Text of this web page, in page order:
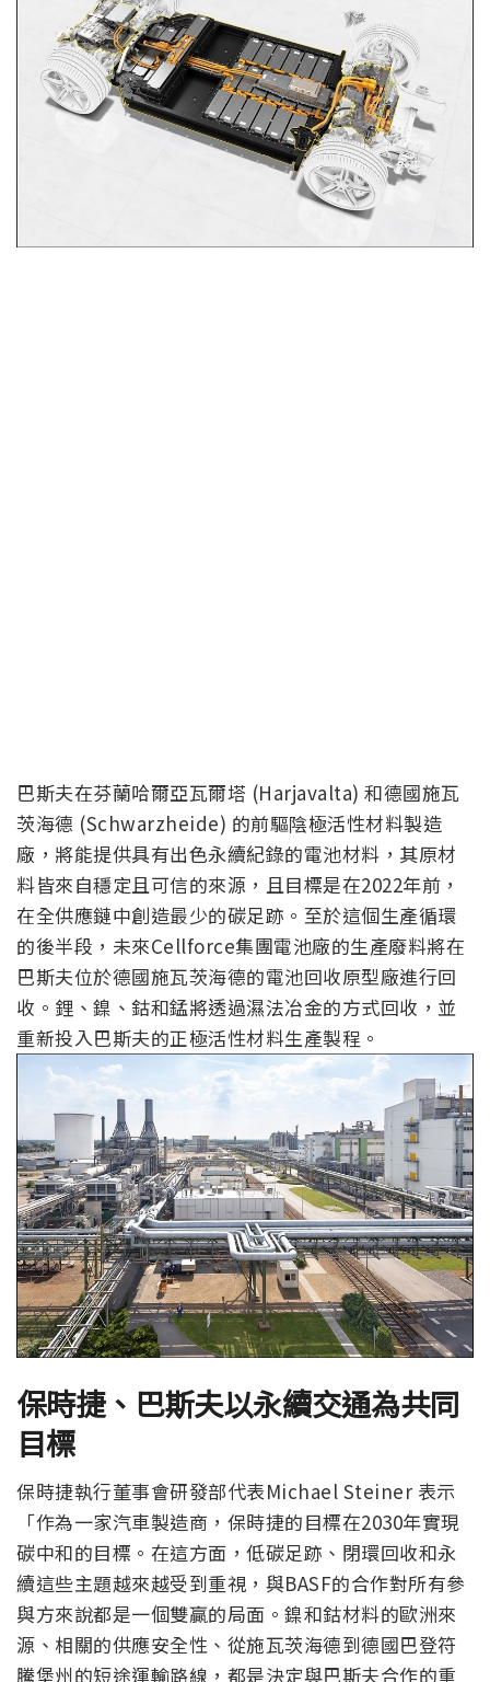
巴斯夫在芬蘭哈爾亞瓦爾塔 (Harjavalta) 和德國施瓦
茨海德 (Schwarzheide) 的前驅陰極活性材料製造
廠，將能提供具有出色永續紀錄的電池材料，其原材
料皆來自穩定且可信的來源，且目標是在2022年前，
在全供應鏈中創造最少的碳足跡。至於這個生產循環
的後半段，未來Cellforce集團電池廠的生產廢料將在
巴斯夫位於德國施瓦茨海德的電池回收原型廠進行回
收。鋰、鎳、鈷和錳將透過濕法冶金的方式回收，並
重新投入巴斯夫的正極活性材料生產製程。
保時捷、巴斯夫以永續交通為共同
目標
保時捷執行董事會研發部代表Michael Steiner 表示
「作為一家汽車製造商，保時捷的目標在2030年實現
碳中和的目標。在這方面，低碳足跡、閉環回收和永
續這些主題越來越受到重視，與BASF的合作對所有參
與方來說都是一個雙贏的局面。鎳和鈷材料的歐洲來
源、相關的供應安全性、從施瓦茨海德到德國巴登符
騰堡州的短途運輸路線，都是決定與巴斯夫合作的重